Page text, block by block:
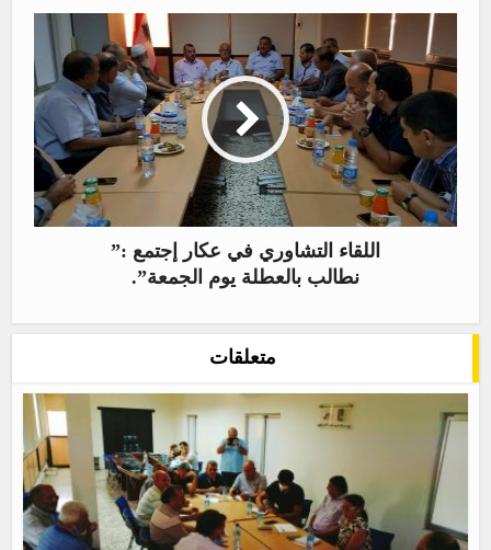
اللقاء التشاوري في عكار إجتمع :”
نطالب بالعطلة يوم الجمعة”.
متعلقات